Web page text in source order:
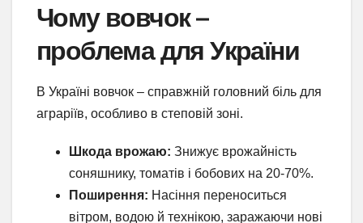
Чому вовчок –
проблема для України
В Україні вовчок – справжній головний біль для
аграріїв, особливо в степовій зоні.
Шкода врожаю: Знижує врожайність
соняшнику, томатів і бобових на 20-70%.
Поширення: Насіння переноситься
вітром, водою й технікою, заражаючи нові